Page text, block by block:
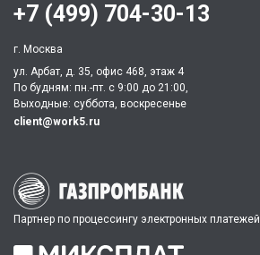
Партнер по процессингу электронных платежей
+7 (499) 704-30-13
г. Москва
ул. Арбат, д. 35, офис 468, этаж 4
По будням: пн.-пт. c 9:00 до 21:00,
Выходные: суббота, воскресенье
client@work5.ru